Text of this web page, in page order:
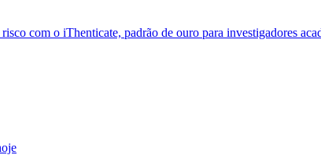
com o iThenticate, padrão de ouro para investigadores